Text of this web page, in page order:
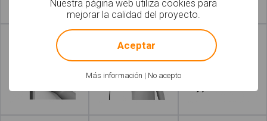
Leer más Leer más
Nuestra página web utiliza cookies para
mejorar la calidad del proyecto.
Más información | No acepto
! Not valid!
Aceptar